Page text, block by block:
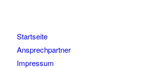
Startseite
Ansprechpartner
Impressum